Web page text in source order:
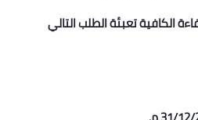
الكافية تعبئة الطلب التالي